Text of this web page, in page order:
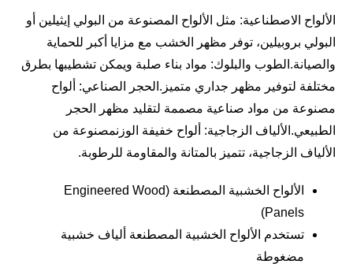
الألواح الاصطناعية: مثل الألواح المصنوعة من البولي إيثيلين أو
البولي بروبيلين، توفر مظهر الخشب مع مزايا أكبر للحماية
والصيانة.الطوب والبلوك: مواد بناء صلبة ويمكن تشطيبها بطرق
مختلفة لتوفير مظهر جداري متميز.الحجر الصناعي: ألواح
مصنوعة من مواد صناعية مصممة لتقليد مظهر الحجر
الطبيعي.الألياف الزجاجية: ألواح خفيفة الوزنمصنوعة من
الألياف الزجاجية، تتميز بالمتانة والمقاومة للرطوبة.
الألواح الخشبية المصطنعة (Engineered Wood
Panels)
تستخدم الألواح الخشبية المصطنعة ألياف خشبية
مضغوطة